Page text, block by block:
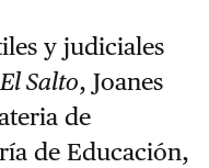
y judiciales
Salto, Joanes
de
de Educación,